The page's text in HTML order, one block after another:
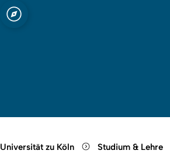
Quicklink-Menü öffnen
Universität zu Köln Studium & Lehre